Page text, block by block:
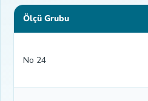
Ölçü Grubu
No 24